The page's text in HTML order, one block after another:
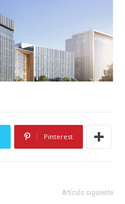
Pinterest
Artículo siguiente